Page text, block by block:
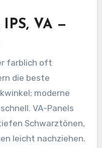
VA —
farblich oft
die beste
moderne
VA-Panels
Schwarztönen,
leicht nachziehen.